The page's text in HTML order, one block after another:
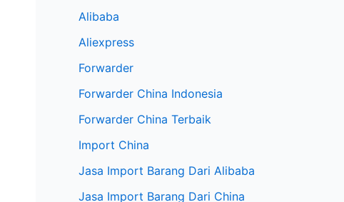
Alibaba
Aliexpress
Forwarder
Forwarder China Indonesia
Forwarder China Terbaik
Import China
Jasa Import Barang Dari Alibaba
Jasa Import Barang Dari China